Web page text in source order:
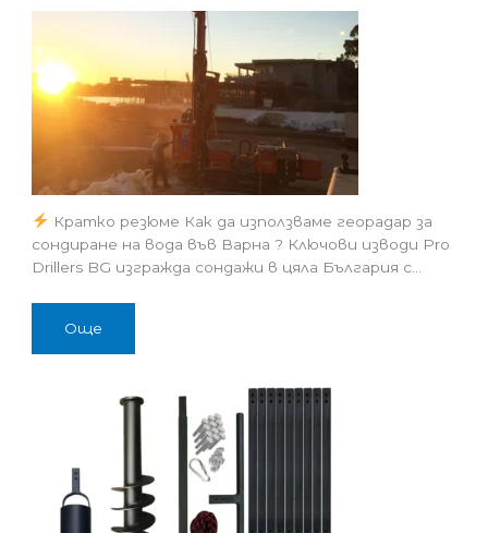
Кратко резюме Как да използваме георадар за
сондиране на вода във Варна ? Ключови изводи Pro
Drillers BG изгражда сондажи в цяла България с…
Още